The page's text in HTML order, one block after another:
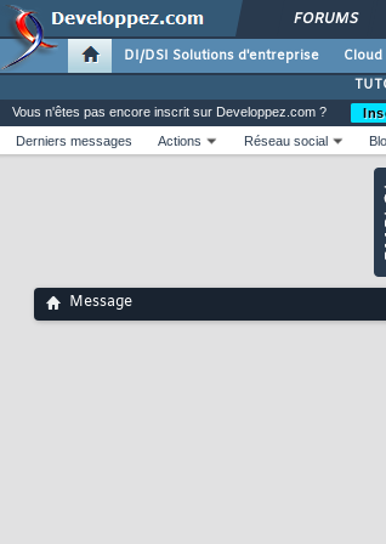
FORUMS
DI/DSI Solutions d'entreprise Cloud
Vous n'êtes pas encore inscrit sur Developpez.com ?
Derniers messages
Actions Réseau social
Message